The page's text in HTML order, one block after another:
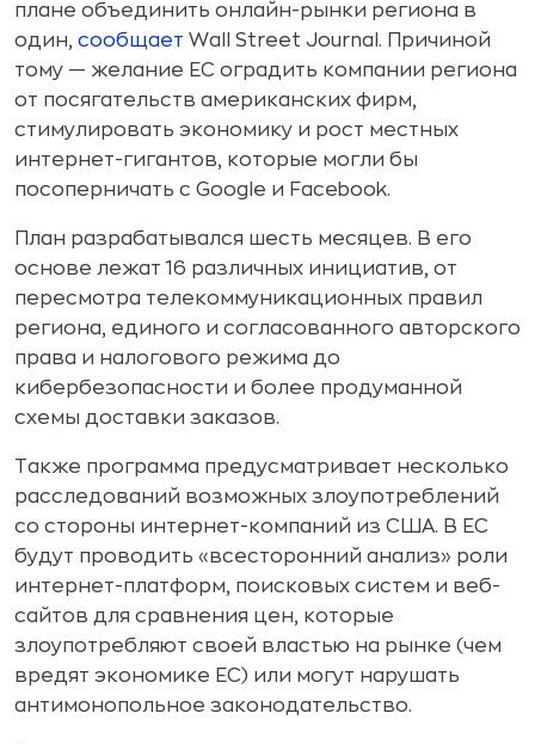
плане объединить онлайн-рынки региона в
один, сообщает Wall Street Journal. Причиной
тому — желание ЕС оградить компании региона
от посягательств американских фирм,
стимулировать экономику и рост местных
интернет-гигантов, которые могли бы
посоперничать с Google и Facebook.
План разрабатывался шесть месяцев. В его
основе лежат 16 различных инициатив, от
пересмотра телекоммуникационных правил
региона, единого и согласованного авторского
права и налогового режима до
кибербезопасности и более продуманной
схемы доставки заказов.
Также программа предусматривает несколько
расследований возможных злоупотреблений
со стороны интернет-компаний из США. В ЕС
будут проводить «всесторонний анализ» роли
интернет-платформ, поисковых систем и веб-
сайтов для сравнения цен, которые
злоупотребляют своей властью на рынке (чем
вредят экономике ЕС) или могут нарушать
антимонопольное законодательство.